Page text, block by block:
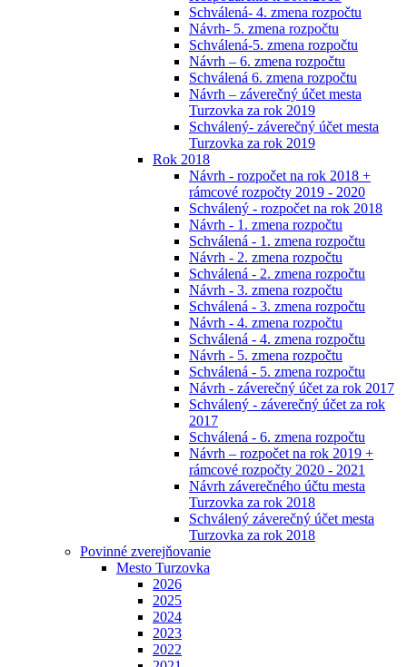
Schválená- 4. zmena rozpočtu
Návrh- 5. zmena rozpočtu
Schválená-5. zmena rozpočtu
Návrh – 6. zmena rozpočtu
Schválená 6. zmena rozpočtu
Návrh – záverečný účet mesta
Turzovka za rok 2019
Schválený- záverečný účet mesta
Turzovka za rok 2019
Rok 2018
Návrh - rozpočet na rok 2018 +
rámcové rozpočty 2019 - 2020
Schválený - rozpočet na rok 2018
Návrh - 1. zmena rozpočtu
Schválená - 1. zmena rozpočtu
Návrh - 2. zmena rozpočtu
Schválená - 2. zmena rozpočtu
Návrh - 3. zmena rozpočtu
Schválená - 3. zmena rozpočtu
Návrh - 4. zmena rozpočtu
Schválená - 4. zmena rozpočtu
Návrh - 5. zmena rozpočtu
Schválená - 5. zmena rozpočtu
Návrh - záverečný účet za rok 2017
Schválený - záverečný účet za rok
2017
Schválená - 6. zmena rozpočtu
Návrh – rozpočet na rok 2019 +
rámcové rozpočty 2020 - 2021
Návrh záverečného účtu mesta
Turzovka za rok 2018
Schválený záverečný účet mesta
Turzovka za rok 2018
Povinné zverejňovanie
Mesto Turzovka
2026
2025
2024
2023
2022